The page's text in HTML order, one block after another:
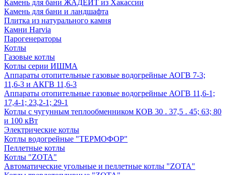
Камень для бани ЖАДЕИТ из Хакассии
Камень для бани и ландшафта
Плитка из натурального камня
Камни Harvia
Парогенераторы
Котлы
Газовые котлы
Котлы серии ИШМА
Аппараты отопительные газовые водогрейные АОГВ 7-3;
11,6-3 и АКГВ 11,6-3
Аппараты отопительные газовые водогрейные АОГВ 11,6-1;
17,4-1; 23,2-1; 29-1
Котлы с чугунным теплообменником КОВ 30 . 37,5 . 45; 63; 80
и 100 кВт
Электрические котлы
Котлы водогрейные "ТЕРМОФОР"
Пеллетные котлы
Котлы "ZOTA"
Автоматические угольные и пеллетные котлы "ZOTA"